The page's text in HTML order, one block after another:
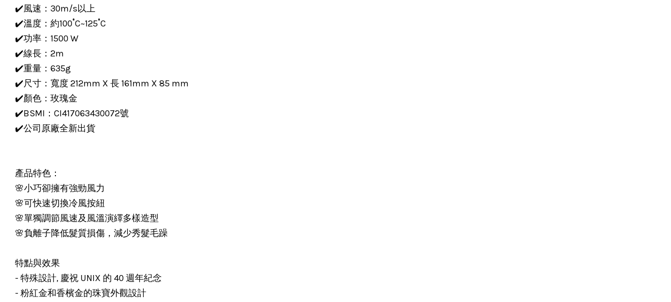
✔️風速：30m/s以上
✔️溫度：約100˚C~125˚C
✔️功率：1500 W
✔️線長：2m
✔️重量：635g
✔️尺寸：寬度 212mm X 長 161mm X 85 mm
✔️顏色：玫瑰金
✔️BSMI：CI417063430072號
✔️公司原廠全新出貨
產品特色：
🌸小巧卻擁有強勁風力
🌸可快速切換冷風按紐
🌸單獨調節風速及風溫演繹多樣造型
🌸負離子降低髮質損傷，減少秀髮毛躁
特點與效果
- 特殊設計, 慶祝 UNIX 的 40 週年紀念
- 粉紅金和香檳金的珠寶外觀設計